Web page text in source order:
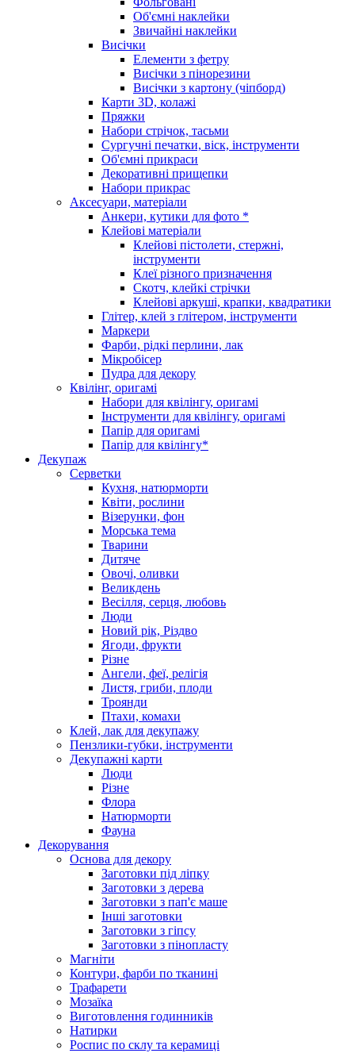
Об'ємні наклейки
Звичайні наклейки
Висічки
Елементи з фетру
Висічки з пінорезини
Висічки з картону (чіпборд)
Карти 3D, колажі
Пряжки
Набори стрічок, тасьми
Сургучні печатки, віск, інструменти
Об'ємні прикраси
Декоративні прищепки
Набори прикрас
Аксесуари, матеріали
Анкери, кутики для фото *
Клейові матеріали
Клейові пістолети, стержні,
інструменти
Клеї різного призначення
Скотч, клейкі стрічки
Клейові аркуші, крапки, квадратики
Глітер, клей з глітером, інструменти
Маркери
Фарби, рідкі перлини, лак
Мікробісер
Пудра для декору
Квілінг, оригамі
Набори для квілінгу, оригамі
Інструменти для квілінгу, оригамі
Папір для оригамі
Папір для квілінгу*
Декупаж
Серветки
Кухня, натюрморти
Квіти, рослини
Візерунки, фон
Морська тема
Тварини
Дитяче
Овочі, оливки
Великдень
Весілля, серця, любовь
Люди
Новий рік, Різдво
Ягоди, фрукти
Різне
Ангели, феї, релігія
Листя, гриби, плоди
Троянди
Птахи, комахи
Клей, лак для декупажу
Пензлики-губки, інструменти
Декупажні карти
Люди
Різне
Флора
Натюрморти
Фауна
Декорування
Основа для декору
Заготовки під ліпку
Заготовки з дерева
Заготовки з пап'є маше
Інші заготовки
Заготовки з гіпсу
Заготовки з пінопласту
Магніти
Контури, фарби по тканині
Трафарети
Мозаїка
Виготовлення годинників
Натирки
Роспис по склу та керамиці